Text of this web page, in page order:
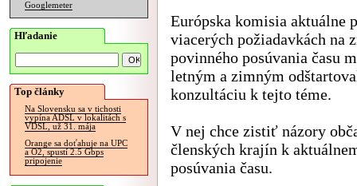
Googlemeter
Hľadanie
Top články
Na Slovensku sa v tichosti
vypína ADSL v lokalitách s
VDSL, už 31. mája
Orange sa doťahuje na UPC
a O2, spustí 2.5 Gbps
pripojenie
Európska komisia aktuálne
viacerých požiadavkách na
povinného posúvania času
letným a zimným
konzultáciu k tejto téme.
V nej chce zistiť názory
členských krajín k
posúvania času.